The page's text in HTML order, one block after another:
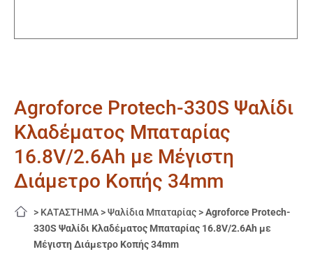
Agroforce Protech-330S Ψαλίδι
Κλαδέματος Μπαταρίας
16.8V/2.6Ah με Μέγιστη
Διάμετρο Κοπής 34mm
> ΚΑΤΑΣΤΗΜΑ >Ψαλίδια Μπαταρίας >Agroforce Protech-
330S Ψαλίδι Κλαδέματος Μπαταρίας 16.8V/2.6Ah με
Μέγιστη Διάμετρο Κοπής 34mm